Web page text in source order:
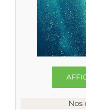
Nos